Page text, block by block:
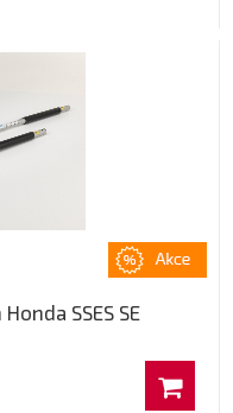
SSES SE